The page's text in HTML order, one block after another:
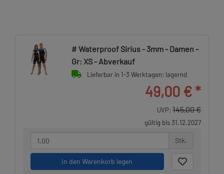
# Waterproof Sirius - 3mm - Damen -
Gr: XS - Abverkauf
Lieferbar in 1-3 Werktagen: lagernd
49,00 € *
UVP: 145,00 €
gültig bis 31.12.2027
Stk.
in den Warenkorb legen